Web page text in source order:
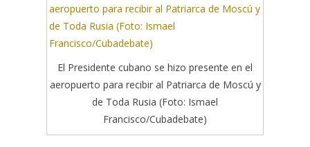
El Presidente cubano se hizo presente en el
aeropuerto para recibir al Patriarca de Moscú y
de Toda Rusia (Foto: Ismael
Francisco/Cubadebate)